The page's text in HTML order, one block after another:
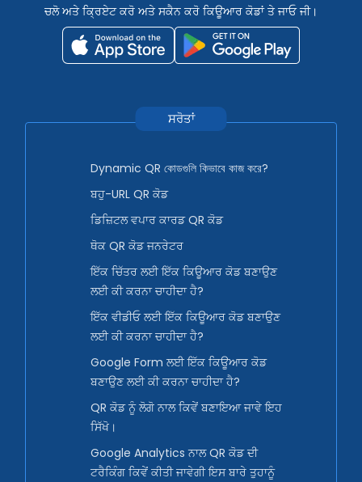
ਚਲੋ ਅਤੇ ਕ੍ਰਿਏਟ ਕਰੋ ਅਤੇ ਸਕੈਨ ਕਰੋ ਕਿਊਆਰ ਕੋਡਾਂ ਤੇ ਜਾਓ ਜੀ।
ਸਰੋਤਾਂ
Dynamic QR কোডগুলি কিভাবে কাজ করে?
ਬਹੁ-URL QR ਕੋਡ
ਡਿਜ਼ਿਟਲ ਵਪਾਰ ਕਾਰਡ QR ਕੋਡ
ਥੋਕ QR ਕੋਡ ਜਨਰੇਟਰ
ਇੱਕ ਚਿੱਤਰ ਲਈ ਇੱਕ ਕਿਊਆਰ ਕੋਡ ਬਣਾਉਣ
ਲਈ ਕੀ ਕਰਨਾ ਚਾਹੀਦਾ ਹੈ?
ਇੱਕ ਵੀਡੀਓ ਲਈ ਇੱਕ ਕਿਊਆਰ ਕੋਡ ਬਣਾਉਣ
ਲਈ ਕੀ ਕਰਨਾ ਚਾਹੀਦਾ ਹੈ?
Google Form ਲਈ ਇੱਕ ਕਿਊਆਰ ਕੋਡ
ਬਣਾਉਣ ਲਈ ਕੀ ਕਰਨਾ ਚਾਹੀਦਾ ਹੈ?
QR ਕੋਡ ਨੂੰ ਲੋਗੋ ਨਾਲ ਕਿਵੇਂ ਬਣਾਇਆ ਜਾਵੇ ਇਹ
ਸਿੱਖੋ।
Google Analytics ਨਾਲ QR ਕੋਡ ਦੀ
ਟਰੈਕਿੰਗ ਕਿਵੇਂ ਕੀਤੀ ਜਾਵੇਗੀ ਇਸ ਬਾਰੇ ਤੁਹਾਨੂੰ